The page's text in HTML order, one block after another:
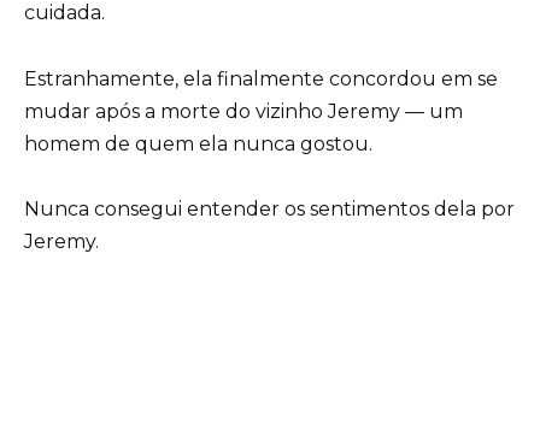
cuidada.
Estranhamente, ela finalmente concordou em se
mudar após a morte do vizinho Jeremy — um
homem de quem ela nunca gostou.
Nunca consegui entender os sentimentos dela por
Jeremy.